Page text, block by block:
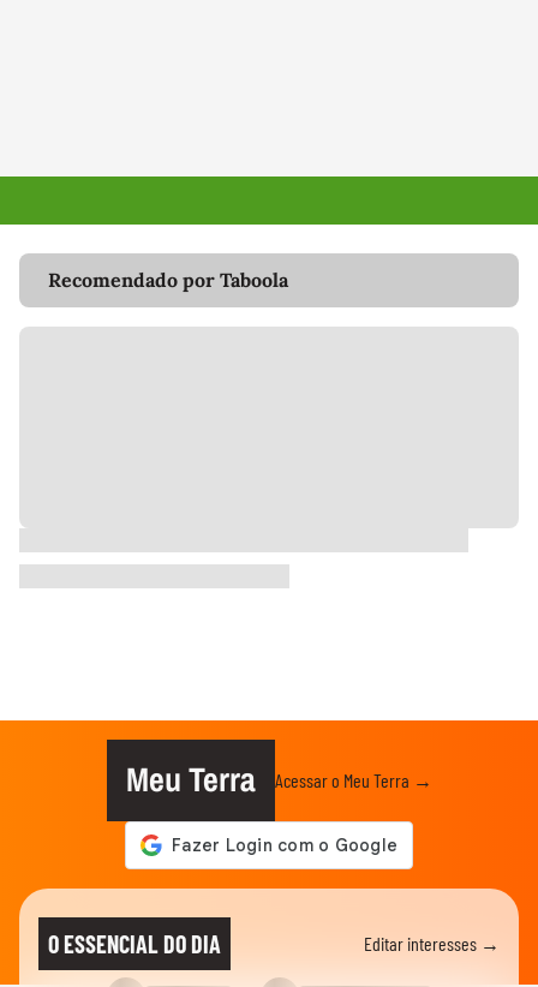
Recomendado por Taboola
Meu Terra Acessar o Meu Terra →
O ESSENCIAL DO DIA Editar interesses →